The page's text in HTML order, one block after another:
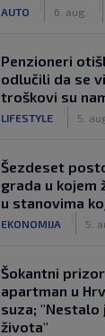
AUTO 6. aug.
Penzioneri
odlučili da se
troškovi su
LIFESTYLE 5.
Šezdeset
grada u kojem
u stanovima
EKONOMIJA 5.
Šokantni
apartman u
suza; "Nestalo
života"